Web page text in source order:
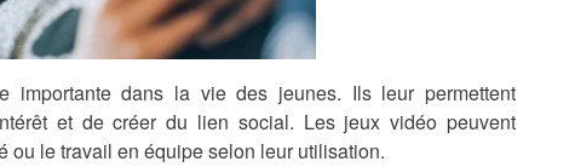
importante dans la vie des jeunes. Ils leur permettent
et de créer du lien social. Les jeux vidéo peuvent
ou le travail en équipe selon leur utilisation.